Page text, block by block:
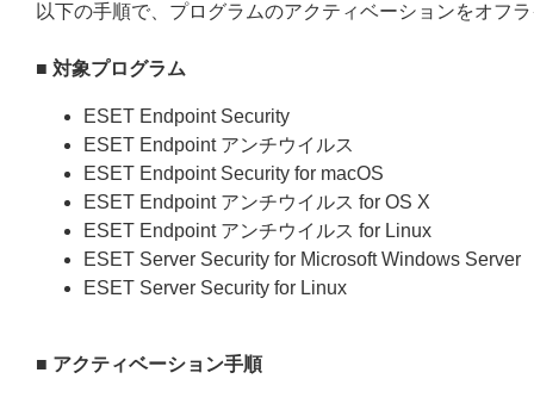
以下の手順で、プログラムのアクティベーションをオフ
■ 対象プログラム
ESET Endpoint Security
ESET Endpoint アンチウイルス
ESET Endpoint Security for macOS
ESET Endpoint アンチウイルス for OS X
ESET Endpoint アンチウイルス for Linux
ESET Server Security for Microsoft Windows Server
ESET Server Security for Linux
■ アクティベーション手順